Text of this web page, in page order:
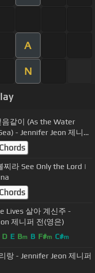
A
N
음같이 (As the Water
- Jennifer Jeon 제니퍼
찌라 See Only the Lord |
Lives 살아 계신주 -
제니퍼 전(영은)
D E Bm B F#m C#m
랑 - Jennifer Jeon 제니퍼